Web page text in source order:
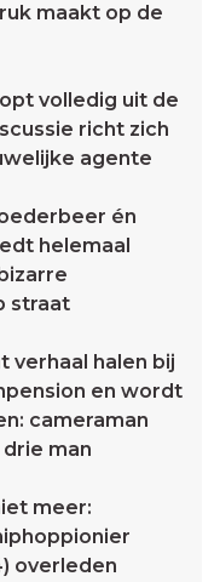
maakt op de
volledig uit de
richt zich
agente
én
helemaal
straat
verhaal halen bij
en wordt
cameraman
man
meer:
overleden